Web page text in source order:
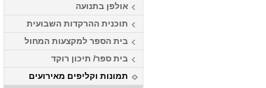
אולפן בתנועה
תוכנית ההרקדות השבועית
בית הספר למקצעות המחול
בית ספר/ תיכון רוקד
תמונות וקליפים מאירועים